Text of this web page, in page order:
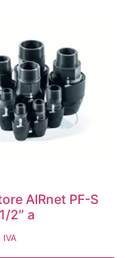
AIRnet PF-S
2″ a
IVA